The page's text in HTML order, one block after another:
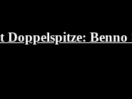
Benno